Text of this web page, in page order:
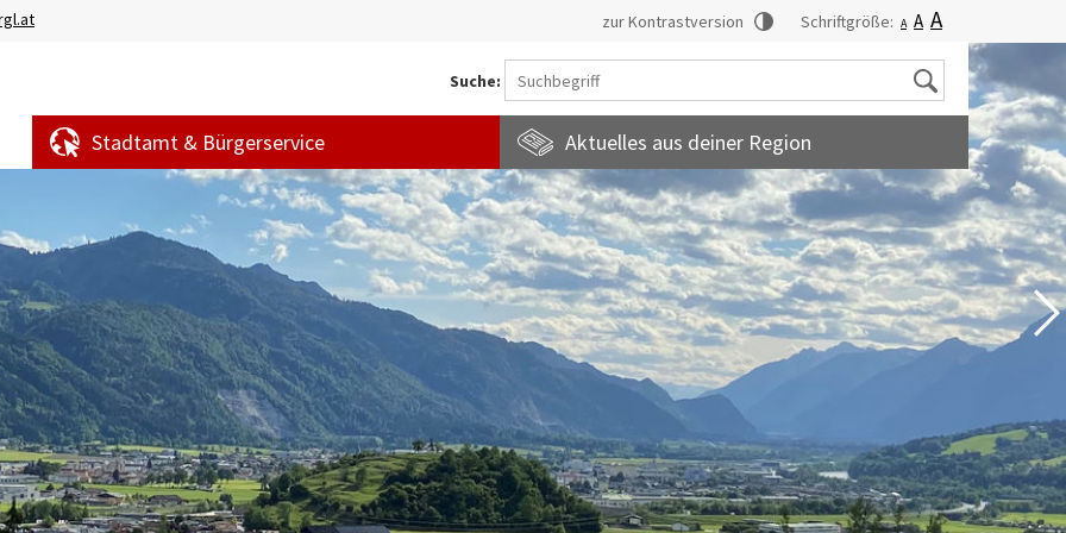
zur Kontrastversion Schriftgröße: A A A
Suche: Suche
Stadtamt & Bürgerservice Aktuelles aus deiner Region
Amtstafel
Veranstaltungen
Bürgermeldungen
Stadtmagazin
familienfreundlichegemeinde
Europainformationen